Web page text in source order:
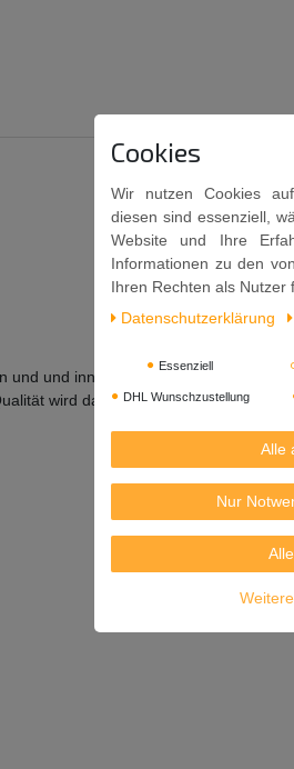
und und innerhalb von 2 Tagen
wird dadurch nicht beeinträchtigt.
Cookies
Wir nutzen Cookies
diesen sind essenziell,
Website und Ihre
Informationen zu den
Ihren Rechten als Nutzer
Daten­schutz­erklärung
Essenziell
DHL Wunschzustellung
Alle
Nur